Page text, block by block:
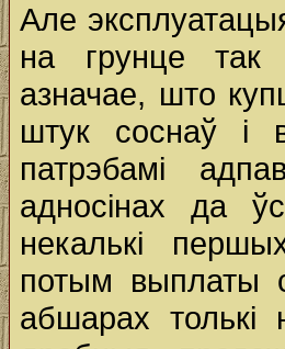
Але
на грунце так
азначае, што
штук соснаў і
патрэбамі
адносінах да
некалькі
потым выплаты
абшарах толькі